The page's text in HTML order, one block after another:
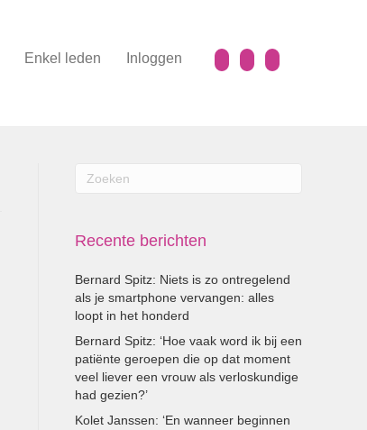
Enkel leden Inloggen
Recente berichten
Bernard Spitz: Niets is zo ontregelend
als je smartphone vervangen: alles
loopt in het honderd
Bernard Spitz: ‘Hoe vaak word ik bij een
patiënte geroepen die op dat moment
veel liever een vrouw als verloskundige
had gezien?’
Kolet Janssen: ‘En wanneer beginnen